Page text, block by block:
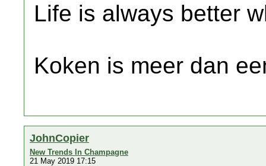
Life is always better
Koken is meer dan
JohnCopier
New Trends In Champagne
21 May 2019 17:15